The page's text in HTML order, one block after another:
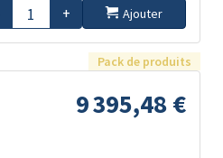
+ Ajouter
Pack de produits
9 395,48 €